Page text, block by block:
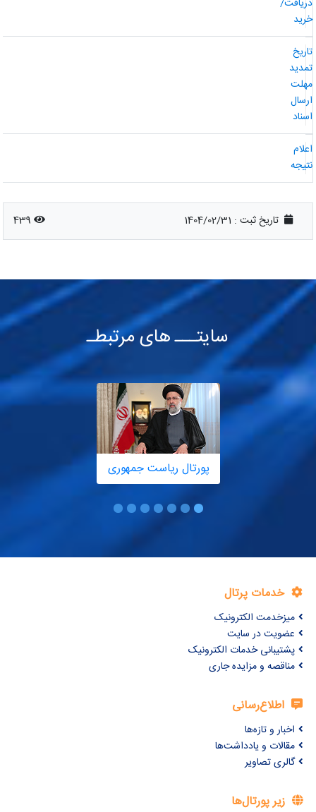
تاریخ ثبت : 1404/02/31
439
سایتـــ های مرتبطـ
پورتال ریاست جمهوری
خدمات پرتال
میزخدمت الکترونیک
عضویت در سایت
پشتیبانی خدمات الکترونیک
مناقصه و مزایده جاری
اطلاع‌رسانی
اخبار و تازه‌ها
مقالات و یادداشت‌ها
گالری تصاویر
زیر پورتال‌ها